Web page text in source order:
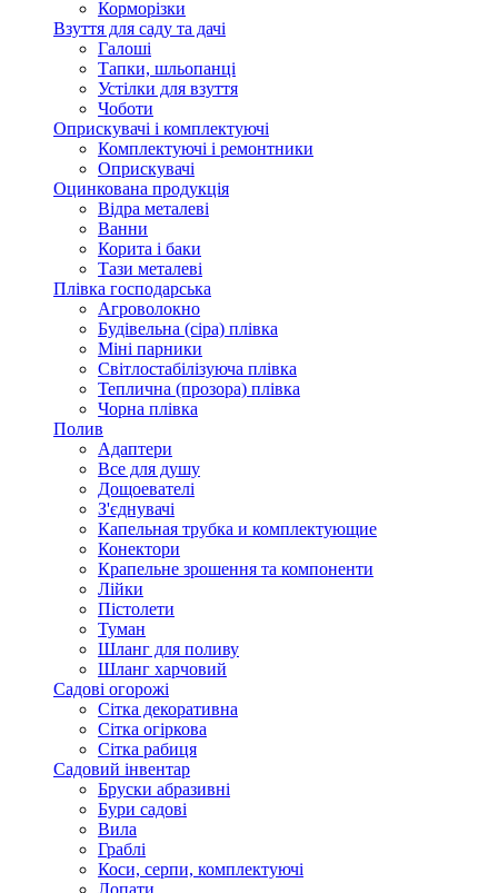
Корморізки
Взуття для саду та дачі
Галоші
Тапки, шльопанці
Устілки для взуття
Чоботи
Оприскувачі і комплектуючі
Комплектуючі і ремонтники
Оприскувачі
Оцинкована продукція
Відра металеві
Ванни
Корита і баки
Тази металеві
Плівка господарська
Агроволокно
Будівельна (сіра) плівка
Міні парники
Світлостабілізуюча плівка
Теплична (прозора) плівка
Чорна плівка
Полив
Адаптери
Все для душу
Дощоевателі
З'єднувачі
Капельная трубка и комплектующие
Конектори
Крапельне зрошення та компоненти
Лійки
Пістолети
Туман
Шланг для поливу
Шланг харчовий
Садові огорожі
Сітка декоративна
Сітка огіркова
Сітка рабиця
Садовий інвентар
Бруски абразивні
Бури садові
Вила
Граблі
Коси, серпи, комплектуючі
Лопати